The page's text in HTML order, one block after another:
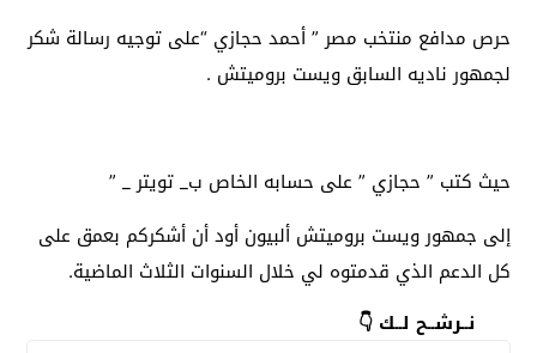
حرص مدافع منتخب مصر ” أحمد حجازي “على توجيه رسالة شكر
لجمهور ناديه السابق ويست بروميتش .
حيث كتب ” حجازي ” على حسابه الخاص ب_ تويتر _ ”
إلى جمهور ويست بروميتش ألبيون أود أن أشكركم بعمق على
كل الدعم الذي قدمتوه لي خلال السنوات الثلاث الماضية.
نــرشــح لــك 👇